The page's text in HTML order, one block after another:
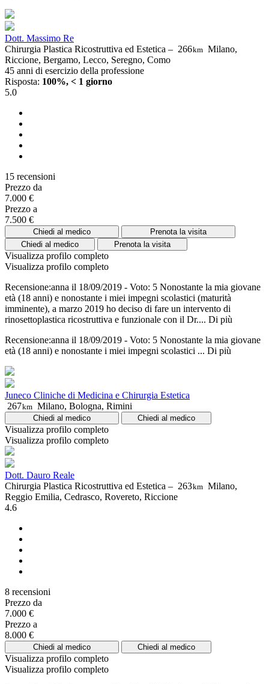
Dott. Massimo Re
Chirurgia Plastica Ricostruttiva ed Estetica – 266km Milano,
Riccione, Bergamo, Lecco, Seregno, Como
45 anni di esercizio della professione
Risposta: 100%, < 1 giorno
5.0
15 recensioni
Prezzo da
7.000 €
Prezzo a
7.500 €
Chiedi al medico
Prenota la visita
Chiedi al medico
Prenota la visita
Visualizza profilo completo
Visualizza profilo completo
Recensione:anna il 18/09/2019 - Voto: 5 Nonostante la mia giovane
età (18 anni) e nonostante i miei impegni scolastici (maturità
imminente), a marzo 2019 ho deciso di fare un intervento di
rinosettoplastica ricostruttiva e funzionale con il Dr.... Di più
Recensione:anna il 18/09/2019 - Voto: 5 Nonostante la mia giovane
età (18 anni) e nonostante i miei impegni scolastici ... Di più
Juneco Cliniche di Medicina e Chirurgia Estetica
267km Milano, Bologna, Rimini
Chiedi al medico Chiedi al medico
Visualizza profilo completo
Visualizza profilo completo
Dott. Dauro Reale
Chirurgia Plastica Ricostruttiva ed Estetica – 263km Milano,
Reggio Emilia, Cedrasco, Rovereto, Riccione
4.6
8 recensioni
Prezzo da
7.000 €
Prezzo a
8.000 €
Chiedi al medico Chiedi al medico
Visualizza profilo completo
Visualizza profilo completo